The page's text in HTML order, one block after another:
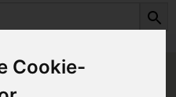
Cookie-